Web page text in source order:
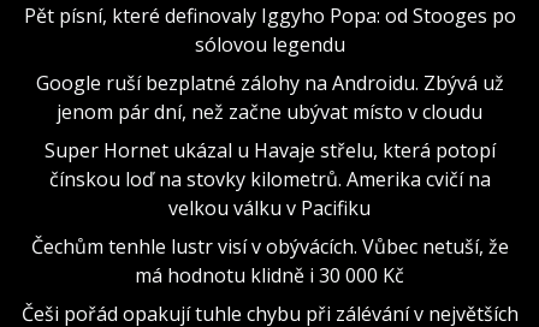
Pět písní, které definovaly Iggyho Popa: od Stooges po
sólovou legendu
Google ruší bezplatné zálohy na Androidu. Zbývá už
jenom pár dní, než začne ubývat místo v cloudu
Super Hornet ukázal u Havaje střelu, která potopí
čínskou loď na stovky kilometrů. Amerika cvičí na
velkou válku v Pacifiku
Čechům tenhle lustr visí v obývácích. Vůbec netuší, že
má hodnotu klidně i 30 000 Kč
Češi pořád opakují tuhle chybu při zálévání v největších